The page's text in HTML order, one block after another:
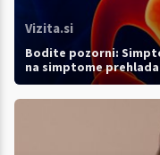
Vizita.si
Bodite pozorni:
na simptome prehlada